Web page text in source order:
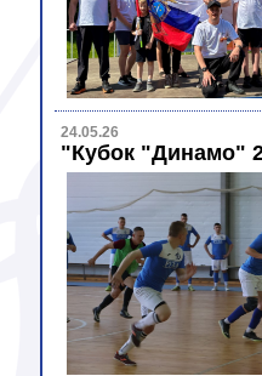
24.05.26
"Кубок "Динамо"